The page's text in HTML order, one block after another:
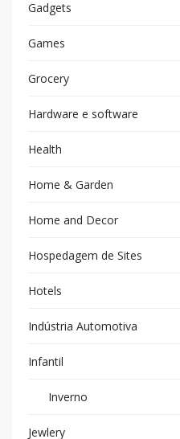
Gadgets
Games
Grocery
Hardware e software
Health
Home & Garden
Home and Decor
Hospedagem de Sites
Hotels
Indústria Automotiva
Infantil
Inverno
Jewlery